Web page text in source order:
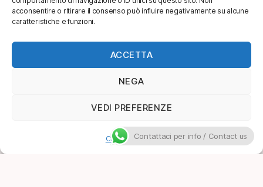
acconsentire o ritirare il consenso può influire negativamente su alcune
caratteristiche e funzioni.
ACCETTA
NEGA
VEDI PREFERENZE
Cookie PolicyContattaci per info / Contact us